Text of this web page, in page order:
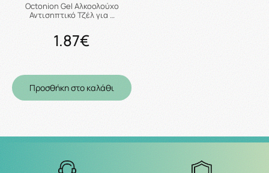
Octonion Gel Αλκοολούχο
Αντισηπτικό Τζέλ για …
1.87€
Προσθήκη στο καλάθι